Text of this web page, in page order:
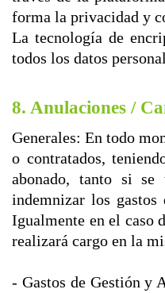
forma la privacidad y
La tecnología de
todos los datos
8. Anulaciones /
Generales: En todo
o contratados,
abonado, tanto si
indemnizar los
Igualmente en el caso
realizará cargo en la
- Gastos de Gestión y